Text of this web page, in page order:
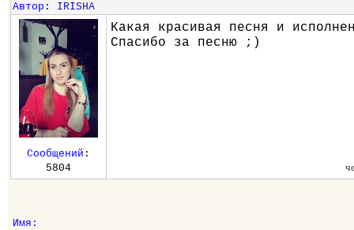
Автор : IRISHA
Какая красивая песня и
Спасибо за песню ;)
Сообщений :
5804
Имя: